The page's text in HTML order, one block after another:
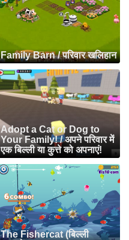
Family Barn / परिवार खलिहान
Adopt a Cat or Dog to
Your Family! / अपने परिवार में
एक बिल्ली या कुत्ते को अपनाएं!
The Fishercat (बिल्ली